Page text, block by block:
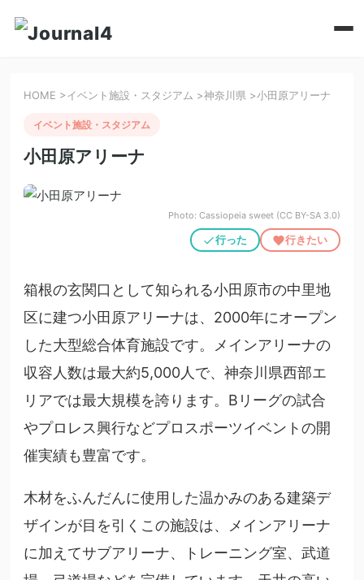
HOME >イベント施設・スタジアム >神奈川県 >小田原アリーナ
イベント施設・スタジアム
小田原アリーナ
Photo: Cassiopeia sweet (CC BY-SA 3.0)
行った 行きたい
箱根の玄関口として知られる小田原市の中里地
区に建つ小田原アリーナは、2000年にオープン
した大型総合体育施設です。メインアリーナの
収容人数は最大約5,000人で、神奈川県西部エ
リアでは最大規模を誇ります。Bリーグの試合
やプロレス興行などプロスポーツイベントの開
催実績も豊富です。
木材をふんだんに使用した温かみのある建築デ
ザインが目を引くこの施設は、メインアリーナ
に加えてサブアリーナ、トレーニング室、武道